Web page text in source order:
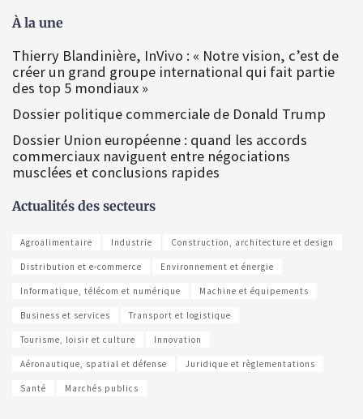
À la une
Thierry Blandinière, InVivo : « Notre vision, c’est de
créer un grand groupe international qui fait partie
des top 5 mondiaux »
Dossier politique commerciale de Donald Trump
Dossier Union européenne : quand les accords
commerciaux naviguent entre négociations
musclées et conclusions rapides
Actualités des secteurs
Agroalimentaire Industrie Construction, architecture et design
Distribution et e-commerce Environnement et énergie
Informatique, télécom et numérique Machine et équipements
Business et services Transport et logistique
Tourisme, loisir et culture Innovation
Aéronautique, spatial et défense Juridique et règlementations
Santé Marchés publics